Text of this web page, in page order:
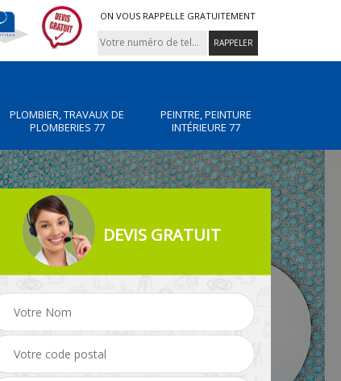
ON VOUS RAPPELLE GRATUITEMENT
PLOMBIER, TRAVAUX DE
PLOMBERIES 77
PEINTRE, PEINTURE
INTÉRIEURE 77
Peintre, peinture
intérieure 77
Rénovation de maison
DEVIS GRATUIT